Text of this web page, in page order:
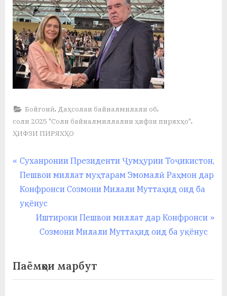
Бойгонӣ, Даҳсолаи байналмилали об,
соли 2025 "Соли байналмиллалии ҳифзи пиряхҳо",
ҲИФЗИ ПИРЯХҲО
Навигация
по
записям
P
r
e
v
Cуханронии Президенти Ҷумҳурии Тоҷикистон,
Пешвои миллат муҳтарам Эмомалӣ Раҳмон дар
Конфронси Созмони Милали Муттаҳид оид ба
уқёнус
N
e
Иштироки Пешвои миллат дар Конфронси
Созмони Милали Муттаҳид оид ба уқёнус
Паёмҳои марбут